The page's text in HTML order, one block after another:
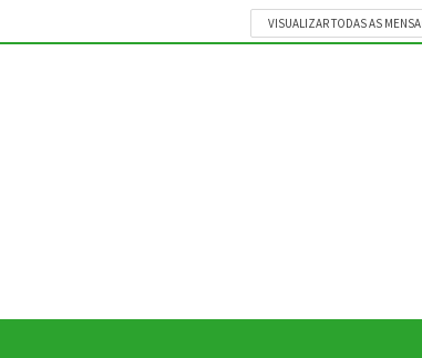
VISUALIZAR TODAS AS